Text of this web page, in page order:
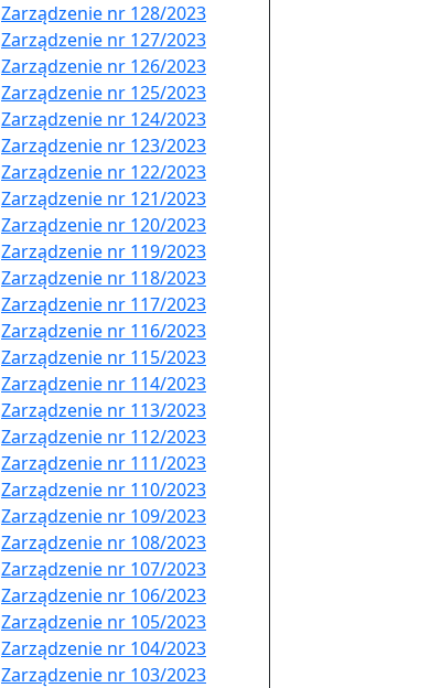
Zarządzenie nr 128/2023
Zarządzenie nr 127/2023
Zarządzenie nr 126/2023
Zarządzenie nr 125/2023
Zarządzenie nr 124/2023
Zarządzenie nr 123/2023
Zarządzenie nr 122/2023
Zarządzenie nr 121/2023
Zarządzenie nr 120/2023
Zarządzenie nr 119/2023
Zarządzenie nr 118/2023
Zarządzenie nr 117/2023
Zarządzenie nr 116/2023
Zarządzenie nr 115/2023
Zarządzenie nr 114/2023
Zarządzenie nr 113/2023
Zarządzenie nr 112/2023
Zarządzenie nr 111/2023
Zarządzenie nr 110/2023
Zarządzenie nr 109/2023
Zarządzenie nr 108/2023
Zarządzenie nr 107/2023
Zarządzenie nr 106/2023
Zarządzenie nr 105/2023
Zarządzenie nr 104/2023
Zarządzenie nr 103/2023